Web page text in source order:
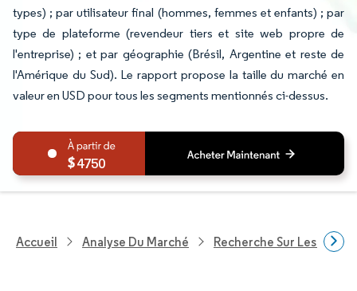
types) ; par utilisateur final (hommes, femmes et enfants) ; par
type de plateforme (revendeur tiers et site web propre de
l'entreprise) ; et par géographie (Brésil, Argentine et reste de
l'Amérique du Sud). Le rapport propose la taille du marché en
valeur en USD pour tous les segments mentionnés ci-dessus.
4750
Accueil Analyse Du Marché Recherche Sur Les